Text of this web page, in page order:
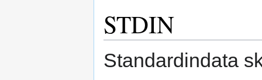
STDIN
Standardindata